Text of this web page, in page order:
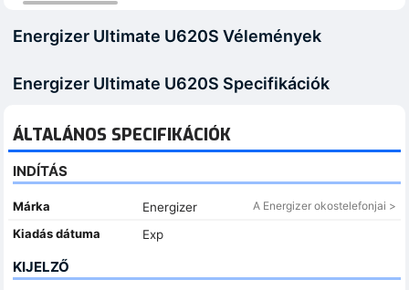
Energizer Ultimate U620S Vélemények
Energizer Ultimate U620S Specifikációk
ÁLTALÁNOS SPECIFIKÁCIÓK
INDÍTÁS
Márka Energizer A Energizer okostelefonjai >
Kiadás dátuma Exp
KIJELZŐ